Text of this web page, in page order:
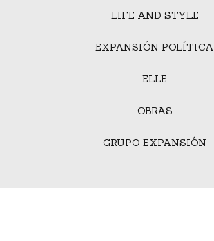
LIFE AND STYLE
EXPANSIÓN POLÍTICA
ELLE
OBRAS
GRUPO EXPANSIÓN